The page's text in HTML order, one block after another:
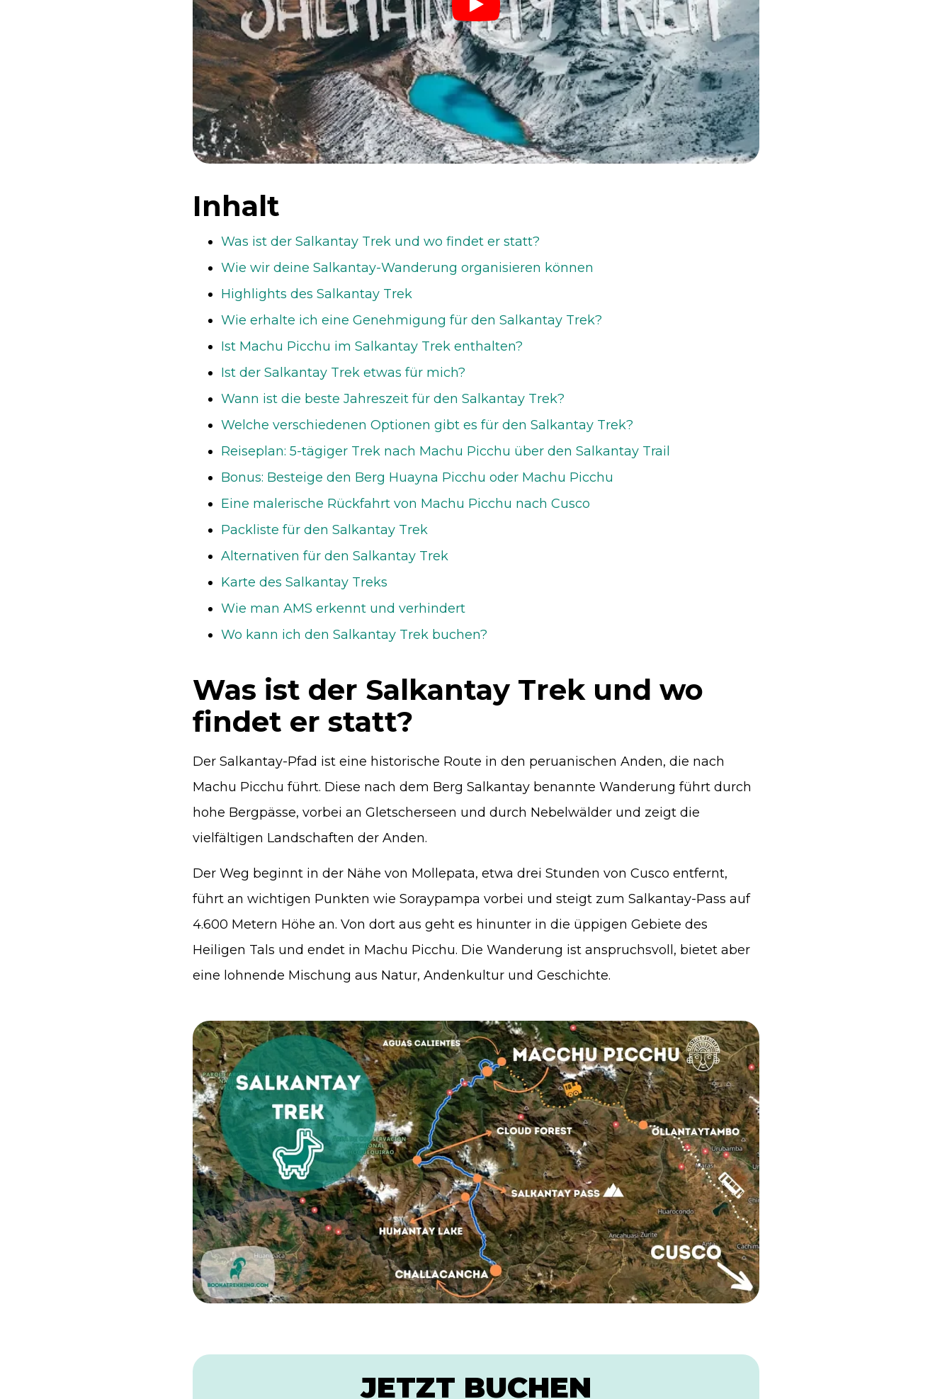
Inhalt
Was ist der Salkantay Trek und wo findet er statt?
Wie wir deine Salkantay-Wanderung organisieren können
Highlights des Salkantay Trek
Wie erhalte ich eine Genehmigung für den Salkantay Trek?
Ist Machu Picchu im Salkantay Trek enthalten?
Ist der Salkantay Trek etwas für mich?
Wann ist die beste Jahreszeit für den Salkantay Trek?
Welche verschiedenen Optionen gibt es für den Salkantay Trek?
Reiseplan: 5-tägiger Trek nach Machu Picchu über den Salkantay Trail
Bonus: Besteige den Berg Huayna Picchu oder Machu Picchu
Eine malerische Rückfahrt von Machu Picchu nach Cusco
Packliste für den Salkantay Trek
Alternativen für den Salkantay Trek
Karte des Salkantay Treks
Wie man AMS erkennt und verhindert
Wo kann ich den Salkantay Trek buchen?
Was ist der Salkantay Trek und wo
findet er statt?
Der Salkantay-Pfad ist eine historische Route in den peruanischen Anden, die nach
Machu Picchu führt. Diese nach dem Berg Salkantay benannte Wanderung führt durch
hohe Bergpässe, vorbei an Gletscherseen und durch Nebelwälder und zeigt die
vielfältigen Landschaften der Anden.
Der Weg beginnt in der Nähe von Mollepata, etwa drei Stunden von Cusco entfernt,
führt an wichtigen Punkten wie Soraypampa vorbei und steigt zum Salkantay-Pass auf
4.600 Metern Höhe an. Von dort aus geht es hinunter in die üppigen Gebiete des
Heiligen Tals und endet in Machu Picchu. Die Wanderung ist anspruchsvoll, bietet aber
eine lohnende Mischung aus Natur, Andenkultur und Geschichte.
JETZT BUCHEN